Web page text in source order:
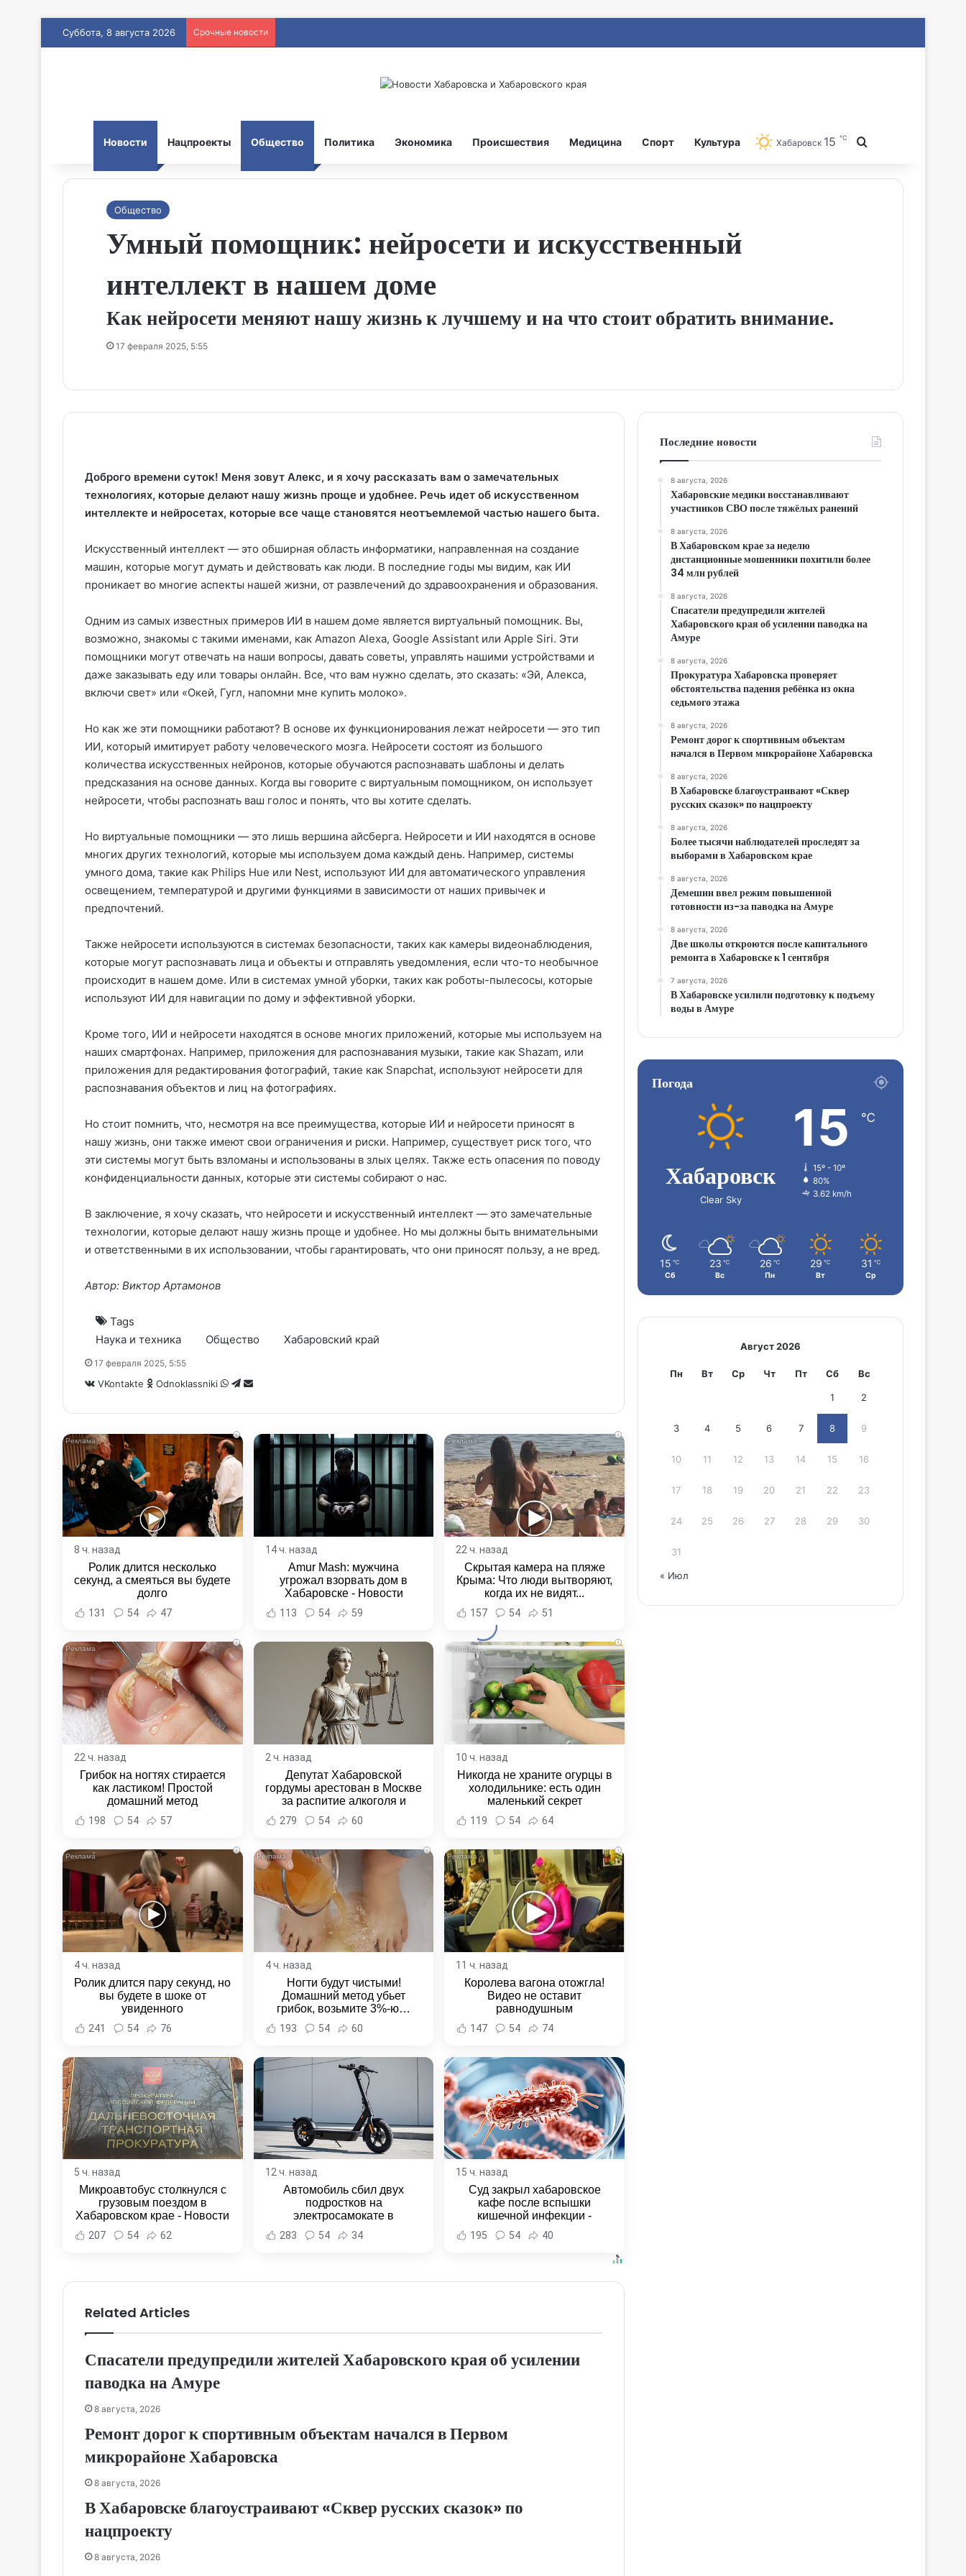
Суббота, 8 августа 2026 Срочные новости
Новости Нацпроекты Общество Политика Экономика Происшествия Медицина Спорт Культура Хабаровск 15 ℃
Общество
Умный помощник: нейросети и искусственный
интеллект в нашем доме
Как нейросети меняют нашу жизнь к лучшему и на что стоит обратить внимание.
17 февраля 2025, 5:55
Доброго времени суток! Меня зовут Алекс, и я хочу рассказать вам о замечательных
технологиях, которые делают нашу жизнь проще и удобнее. Речь идет об искусственном
интеллекте и нейросетах, которые все чаще становятся неотъемлемой частью нашего быта.
Искусственный интеллект — это обширная область информатики, направленная на создание
машин, которые могут думать и действовать как люди. В последние годы мы видим, как ИИ
проникает во многие аспекты нашей жизни, от развлечений до здравоохранения и образования.
Одним из самых известных примеров ИИ в нашем доме является виртуальный помощник. Вы,
возможно, знакомы с такими именами, как Amazon Alexa, Google Assistant или Apple Siri. Эти
помощники могут отвечать на наши вопросы, давать советы, управлять нашими устройствами и
даже заказывать еду или товары онлайн. Все, что вам нужно сделать, это сказать: «Эй, Алекса,
включи свет» или «Окей, Гугл, напомни мне купить молоко».
Но как же эти помощники работают? В основе их функционирования лежат нейросети — это тип
ИИ, который имитирует работу человеческого мозга. Нейросети состоят из большого
количества искусственных нейронов, которые обучаются распознавать шаблоны и делать
предсказания на основе данных. Когда вы говорите с виртуальным помощником, он использует
нейросети, чтобы распознать ваш голос и понять, что вы хотите сделать.
Но виртуальные помощники — это лишь вершина айсберга. Нейросети и ИИ находятся в основе
многих других технологий, которые мы используем дома каждый день. Например, системы
умного дома, такие как Philips Hue или Nest, используют ИИ для автоматического управления
освещением, температурой и другими функциями в зависимости от наших привычек и
предпочтений.
Также нейросети используются в системах безопасности, таких как камеры видеонаблюдения,
которые могут распознавать лица и объекты и отправлять уведомления, если что-то необычное
происходит в нашем доме. Или в системах умной уборки, таких как роботы-пылесосы, которые
используют ИИ для навигации по дому и эффективной уборки.
Кроме того, ИИ и нейросети находятся в основе многих приложений, которые мы используем на
наших смартфонах. Например, приложения для распознавания музыки, такие как Shazam, или
приложения для редактирования фотографий, такие как Snapchat, используют нейросети для
распознавания объектов и лиц на фотографиях.
Но стоит помнить, что, несмотря на все преимущества, которые ИИ и нейросети приносят в
нашу жизнь, они также имеют свои ограничения и риски. Например, существует риск того, что
эти системы могут быть взломаны и использованы в злых целях. Также есть опасения по поводу
конфиденциальности данных, которые эти системы собирают о нас.
В заключение, я хочу сказать, что нейросети и искусственный интеллект — это замечательные
технологии, которые делают нашу жизнь проще и удобнее. Но мы должны быть внимательными
и ответственными в их использовании, чтобы гарантировать, что они приносят пользу, а не вред.
Автор: Виктор Артамонов
Tags
Наука и техника
Общество Хабаровский край
17 февраля 2025, 5:55
VKontakte Odnoklassniki WhatsApp
Telegram
Share
Email
i
8 ч. назад
Ролик длится несколько
секунд, а смеяться вы будете
долго
131 54 47
14 ч. назад
Amur Mash: мужчина
угрожал взорвать дом в
Хабаровске - Новости
Хабаровска и Хабаровского
края
113 54 59
i
22 ч. назад
Скрытая камера на пляже
Крыма: Что люди вытворяют,
когда их не видят...
157 54 51
i
22 ч. назад
Грибок на ногтях стирается
как ластиком! Простой
домашний метод
198 54 57
2 ч. назад
Депутат Хабаровской
гордумы арестован в Москве
за распитие алкоголя и
неповиновение полиции -
Новости Хабаровска и
279 54 60
i
10 ч. назад
Никогда не храните огурцы в
холодильнике: есть один
маленький секрет
119 54 64
i
4 ч. назад
Ролик длится пару секунд, но
вы будете в шоке от
увиденного
241 54 76
i
4 ч. назад
Ногти будут чистыми!
Домашний метод убьет
грибок, возьмите 3%-ю…
193 54 60
i
11 ч. назад
Королева вагона отожгла!
Видео не оставит
равнодушным
147 54 74
5 ч. назад
Микроавтобус столкнулся с
грузовым поездом в
Хабаровском крае - Новости
Хабаровска и Хабаровского
края
207 54 62
12 ч. назад
Автомобиль сбил двух
подростков на
электросамокате в
Комсомольске-на-Амуре -
Новости Хабаровска и
283 54 34
15 ч. назад
Суд закрыл хабаровское
кафе после вспышки
кишечной инфекции -
Новости Хабаровска и
Хабаровского края
195 54 40
Related Articles
Спасатели предупредили жителей Хабаровского края об усилении
паводка на Амуре
8 августа, 2026
Ремонт дорог к спортивным объектам начался в Первом
микрорайоне Хабаровска
8 августа, 2026
В Хабаровске благоустраивают «Сквер русских сказок» по
нацпроекту
8 августа, 2026
Последние новости
8 августа, 2026
Хабаровские медики восстанавливают
участников СВО после тяжёлых ранений
8 августа, 2026
В Хабаровском крае за неделю
дистанционные мошенники похитили более
34 млн рублей
8 августа, 2026
Спасатели предупредили жителей
Хабаровского края об усилении паводка на
Амуре
8 августа, 2026
Прокуратура Хабаровска проверяет
обстоятельства падения ребёнка из окна
седьмого этажа
8 августа, 2026
Ремонт дорог к спортивным объектам
начался в Первом микрорайоне Хабаровска
8 августа, 2026
В Хабаровске благоустраивают «Сквер
русских сказок» по нацпроекту
8 августа, 2026
Более тысячи наблюдателей проследят за
выборами в Хабаровском крае
8 августа, 2026
Демешин ввел режим повышенной
готовности из-за паводка на Амуре
8 августа, 2026
Две школы откроются после капитального
ремонта в Хабаровске к 1 сентября
7 августа, 2026
В Хабаровске усилили подготовку к подъему
воды в Амуре
Погода
Хабаровск
Clear Sky
15 ℃
15º - 10º
80%
3.62 km/h
15 ℃
Сб
23 ℃
Вс
26 ℃
Пн
29 ℃
Вт
31 ℃
Ср
Август 2026
Пн Вт Ср Чт Пт Сб Вс
1 2
3 4 5 6 7 8 9
10 11 12 13 14 15 16
17 18 19 20 21 22 23
24 25 26 27 28 29 30
31
« Июл